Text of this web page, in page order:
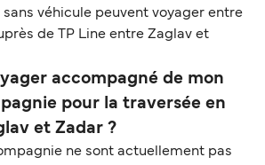
sans véhicule peuvent voyager entre
de TP Line entre Zaglav et
accompagné de mon
pour la traversée en
et Zadar ?
ne sont actuellement pas